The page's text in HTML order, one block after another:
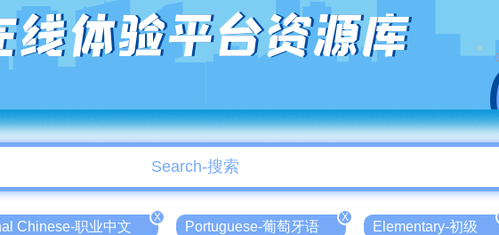
线体验平台资源库
Chinese-职业中文
X
Portuguese-葡萄牙语
X
Elementary-初级